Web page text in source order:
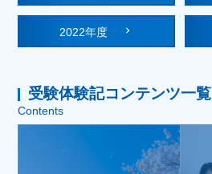
2022年度
受験体験記コンテンツ一覧
Contents